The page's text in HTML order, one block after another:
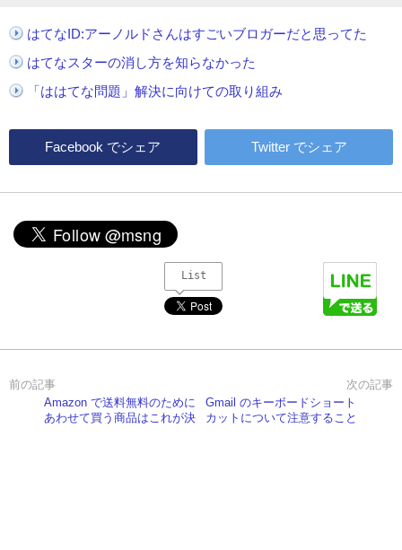
はてなID:アーノルドさんはすごいブロガーだと思ってた
はてなスターの消し方を知らなかった
「ははてな問題」解決に向けての取り組み
Facebook でシェア Twitterでシェア
List
Amazon で送料無料のために
あわせて買う商品はこれが決
Gmail のキーボードショート
カットについて注意すること